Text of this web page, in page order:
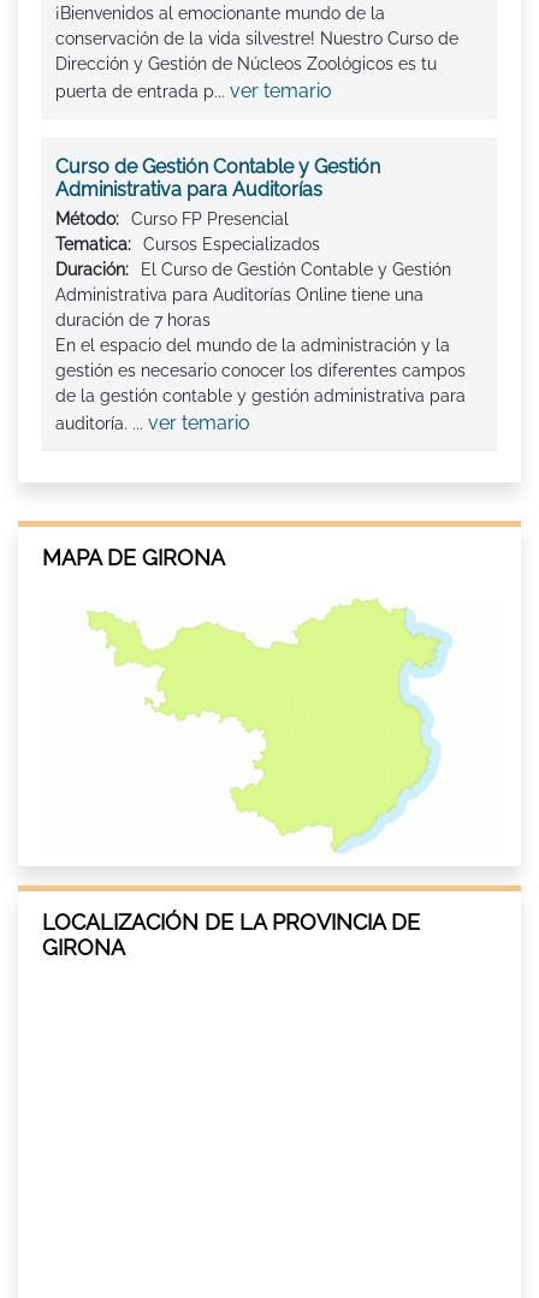
¡Bienvenidos al emocionante mundo de la
conservación de la vida silvestre! Nuestro Curso de
Dirección y Gestión de Núcleos Zoológicos es tu
puerta de entrada p... ver temario
Curso de Gestión Contable y Gestión
Administrativa para Auditorías
Método:
Curso FP Presencial
Tematica:
Cursos Especializados
Duración:
El Curso de Gestión Contable y Gestión
Administrativa para Auditorías Online tiene una
duración de 7 horas
En el espacio del mundo de la administración y la
gestión es necesario conocer los diferentes campos
de la gestión contable y gestión administrativa para
auditoría. ... ver temario
MAPA DE GIRONA
LOCALIZACIÓN DE LA PROVINCIA DE
GIRONA